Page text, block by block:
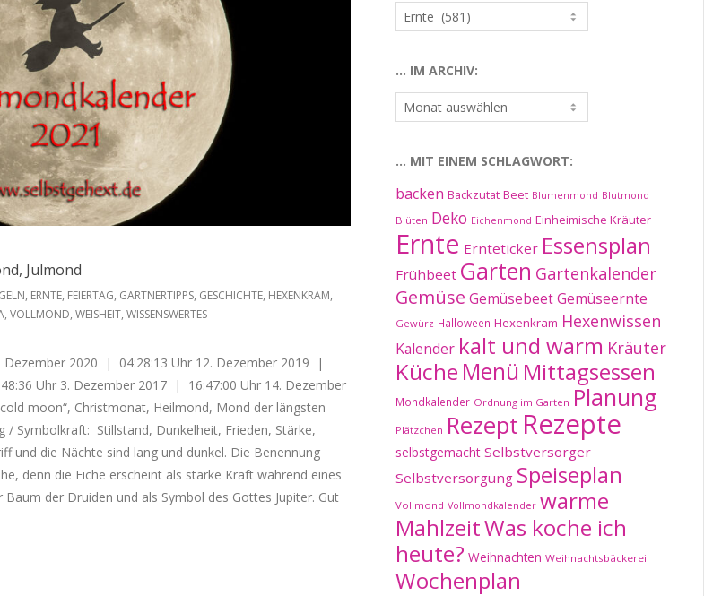
Julmond
, ERNTE, FEIERTAG, GÄRTNERTIPPS, GESCHICHTE, HEXENKRAM,
, VOLLMOND, WEISHEIT, WISSENSWERTES
2020 | 04:28:13 Uhr 12. Dezember 2019 |
Uhr 3. Dezember 2017 | 16:47:00 Uhr 14. Dezember
moon“, Christmonat, Heilmond, Mond der längsten
/ Symbolkraft: Stillstand, Dunkelheit, Frieden, Stärke,
und die Nächte sind lang und dunkel. Die Benennung
denn die Eiche erscheint als starke Kraft während eines
der Druiden und als Symbol des Gottes Jupiter. Gut
…
nach
… IM ARCHIV:
…
im
… MIT EINEM SCHLAGWORT:
backen Backzutat Beet Blumenmond Blutmond
Blüten Deko Eichenmond Einheimische Kräuter
Ernte Ernteticker Essensplan
Frühbeet Garten Gartenkalender
Gemüse Gemüsebeet Gemüseernte
Gewürz Halloween Hexenkram Hexenwissen
Kalender kalt und warm Kräuter
Küche Menü Mittagsessen
Mondkalender Ordnung im Garten Planung
Plätzchen Rezept Rezepte
selbstgemacht Selbstversorger
Selbstversorgung Speiseplan
Vollmond Vollmondkalender warme
MahlzeitWas koche ich
heute? Weihnachten Weihnachtsbäckerei
Wochenplan